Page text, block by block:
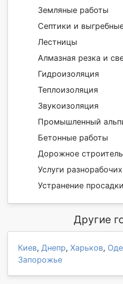
Земляные работы
Септики и
Лестницы
Алмазная резка и
Гидроизоляция
Теплоизоляция
Звукоизоляция
Промышленный
Бетонные работы
Дорожное
Услуги разнорабочих
Устранение
Другие
Киев, Днепр, Харьков,
Запорожье